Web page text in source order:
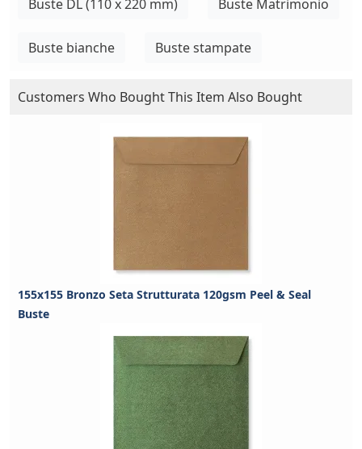
Buste DL (110 x 220 mm) Buste Matrimonio
Buste bianche Buste stampate
Customers Who Bought This Item Also Bought
155x155 Bronzo Seta Strutturata 120gsm Peel & Seal
Buste